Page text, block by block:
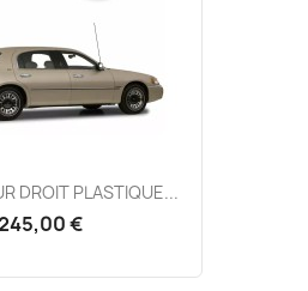
DROIT PLASTIQUE...
€